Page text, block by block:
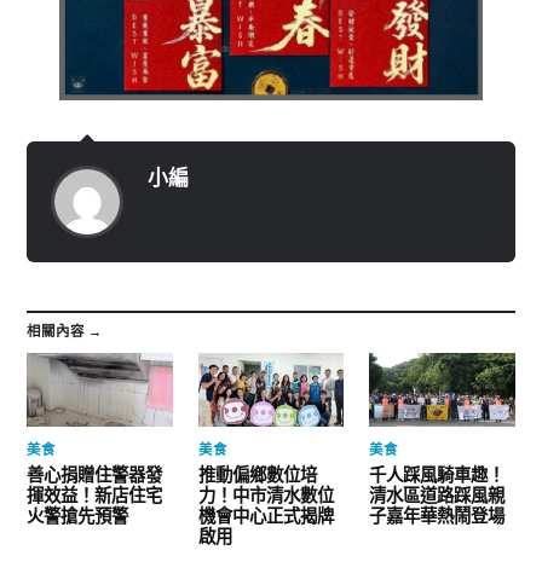
小編
相關內容 →
美食
善心捐贈住警器發
揮效益！新店住宅
火警搶先預警
美食
推動偏鄉數位培
力！中市清水數位
機會中心正式揭牌
啟用
美食
千人踩風騎車趣！
清水區道路踩風親
子嘉年華熱鬧登場